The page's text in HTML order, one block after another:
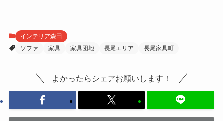
インテリア森田
ソファ
家具 家具団地 長尾エリア 長尾家具町
よかったらシェアお願いします！